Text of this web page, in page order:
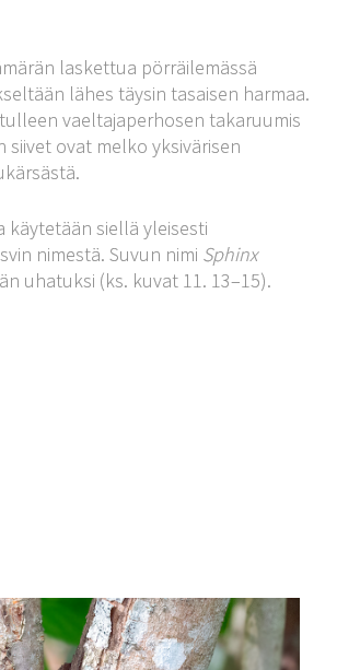
laskettua pörräilemässä
lähes täysin tasaisen harmaa.
vaeltajaperhosen takaruumis
ovat melko yksivärisen
käytetään siellä yleisesti
nimestä. Suvun nimi Sphinx
uhatuksi (ks. kuvat 11. 13–15).